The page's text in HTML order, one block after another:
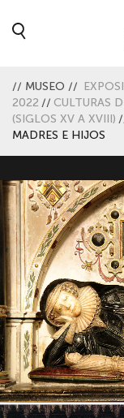
// MUSEO //
2022 // CULTURAS
(SIGLOS XV A XVIII)
MADRES E HIJOS